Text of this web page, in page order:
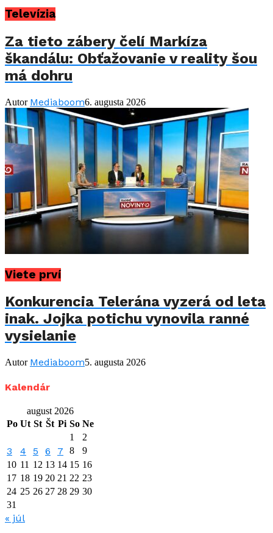
Televízia
Za tieto zábery čelí Markíza
škandálu: Obťažovanie v reality šou
má dohru
Autor Mediaboom6. augusta 2026
Viete prví
Konkurencia Telerána vyzerá od leta
inak. Jojka potichu vynovila ranné
vysielanie
Autor Mediaboom5. augusta 2026
Kalendár
august 2026
Po Ut St Št Pi So Ne
1
2
3 4 5 6 7 8
9
10 11 12 13 14 15 16
17 18 19 20 21 22 23
24 25 26 27 28 29 30
31
« júl